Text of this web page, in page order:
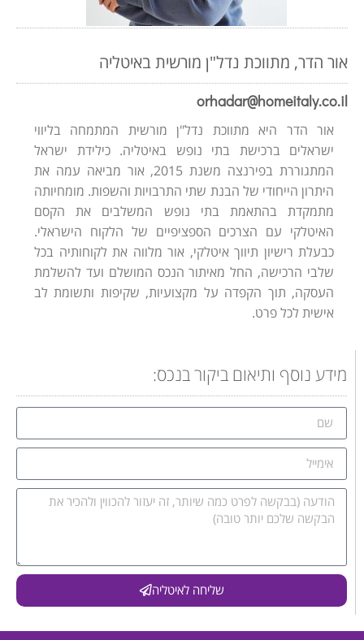
אור הדר, מתווכת נדל"ן מורשית באיטליה
orhadar@homeitaly.co.il
אור הדר היא מתווכת נדל"ן מורשית המתמחה בליווי
ישראלים ברכישת בתי נופש באיטליה. כילידת ישראל
המתגוררת בפירנצה משנת 2015, אור מביאה עמה את
היתרון הייחודי של הבנת שתי התרבויות והשפות. מומחיותה
מתמקדת בהתאמת בתי נופש המשלבים את הקסם
האיטלקי עם הצרכים הספציפיים של הלקוח הישראלי.
כבעלת רישיון תיווך איטלקי, אור מלווה את לקוחותיה בכל
שלבי הרכישה, החל מאיתור הנכס המושלם ועד להשלמת
העסקה, תוך הקפדה על מקצועיות, שקיפות ותשומת לב
אישית לכל פרט.
מידע נוסף ותיאום ביקור בנכס:
שליחה לאיטליה